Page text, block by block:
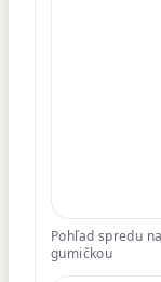
Pohľad spredu
gumičkou